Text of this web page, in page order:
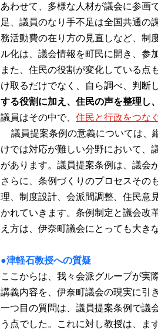
あわせて、多様な人材が議会に参画
足、議員のなり手不足は全国共通の
務活動費の在り方の見直しなど、制
ル化は、議会情報を町民に開き、参
また、住民の役割が変化している点
け取るだけでなく、自ら調べ、判断
する役割に加え、住民の声を整理し
議員はその中で、 住民と行政をつな
議員提案条例の意義については、
けでは対応が難しい分野において、
があります。議員提案条例は、議会
さらに、条例づくりのプロセスその
理、制度設計、会派間調整、住民意
かれていきます。条例制定と議会改
え方は、伊奈町議会にとっても大き
●津軽石教授への質疑
ここからは、我々会派グループが実
講義内容を、伊奈町議会の現実に引
一つ目の質問は、議員提案条例で議
う点でした。これに対し教授は、ま